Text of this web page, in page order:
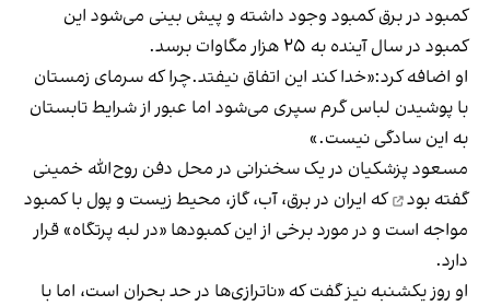
کمبود در برق کمبود وجود داشته و پیش بینی می‌شود این
کمبود در سال آینده به ۲۵ هزار مگاوات برسد.
او اضافه کرد:«خدا کند این اتفاق نیفتد.چرا که سرمای زمستان
با پوشیدن لباس گرم سپری می‌شود اما عبور از شرایط تابستان
به این سادگی نیست.»
مسعود پزشکیان در یک سخنرانی در محل دفن روح‌الله خمینی
گفته بود
که ایران در برق، آب، گاز، محیط زیست و پول با کمبود
مواجه است و در مورد برخی از این کمبودها «در لبه پرتگاه» قرار
دارد.
او روز یکشنبه نیز گفت که «ناترازی‌ها در حد بحران است، اما با